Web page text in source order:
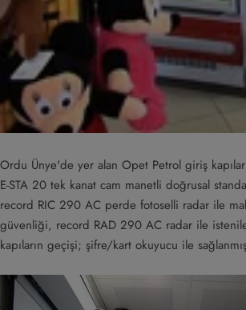
Ordu Ünye'de yer alan Opet Petrol giriş
E-STA 20 tek kanat cam manetli doğrusal
record RIC 290 AC perde fotoselli radar ile
güvenliği, record RAD 290 AC radar ile
kapıların geçişi; şifre/kart okuyucu ile